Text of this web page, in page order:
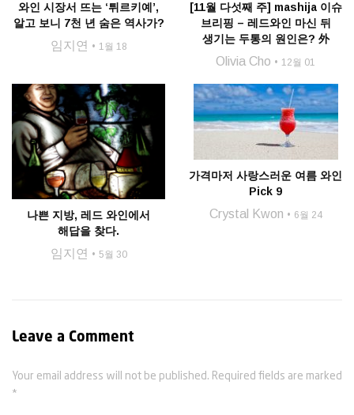
와인 시장서 뜨는 ‘튀르키예’,
알고 보니 7천 년 숨은 역사가?
임지연 1월 18
[11월 다섯째 주] mashija 이슈
브리핑 – 레드와인 마신 뒤
생기는 두통의 원인은? 外
Olivia Cho 12월 01
나쁜 지방, 레드 와인에서
해답을 찾다.
임지연 5월 30
가격마저 사랑스러운 여름 와인
Pick 9
Crystal Kwon 6월 24
Leave a Comment
Your email address will not be published. Required fields are marked
*